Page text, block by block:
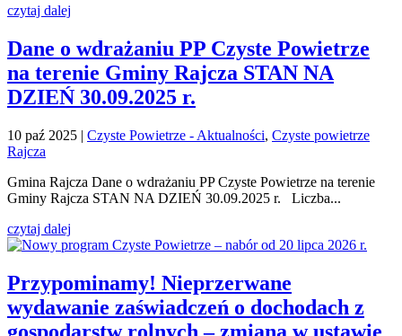
czytaj dalej
Dane o wdrażaniu PP Czyste Powietrze
na terenie Gminy Rajcza STAN NA
DZIEŃ 30.09.2025 r.
10 paź 2025 | Czyste Powietrze - Aktualności, Czyste powietrze
Rajcza
Gmina Rajcza Dane o wdrażaniu PP Czyste Powietrze na terenie
Gminy Rajcza STAN NA DZIEŃ 30.09.2025 r. Liczba...
czytaj dalej
Przypominamy! Nieprzerwane
wydawanie zaświadczeń o dochodach z
gospodarstw rolnych – zmiana w ustawie